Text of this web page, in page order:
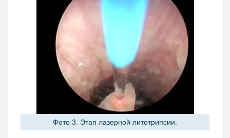
Фото 3. Этап лазерной литотрипсии.